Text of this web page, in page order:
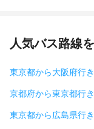
人気バス路線
東京都から大阪府行き
京都府から東京都行き
東京都から広島県行き